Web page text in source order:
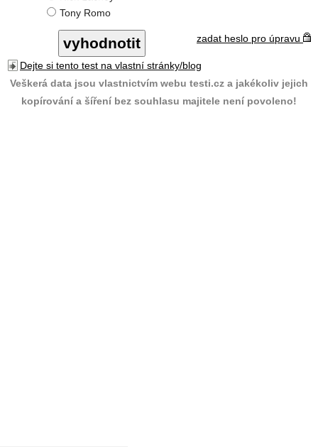
Tony Romo
zadat heslo pro úpravu
Dejte si tento test na vlastní stránky/blog
Veškerá data jsou vlastnictvím webu testi.cz a jakékoliv jejich
kopírování a šíření bez souhlasu majitele není povoleno!